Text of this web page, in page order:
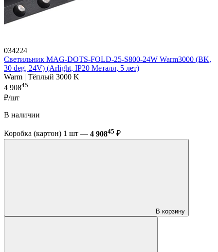
034224
Светильник MAG-DOTS-FOLD-25-S800-24W Warm3000 (BK,
30 deg, 24V) (Arlight, IP20 Металл, 5 лет)
Warm | Тёплый 3000 K
4 90845
₽/шт
В наличии
Коробка (картон) 1 шт — 4 90845 ₽
В корзину